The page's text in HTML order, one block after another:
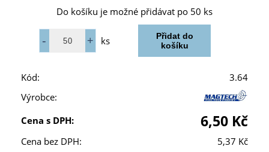
Do košíku je možné přidávat po 50 ks
ks
Kód:
3.64
Výrobce:
Cena s DPH:
6,50 Kč
Cena bez DPH:
5,37 Kč